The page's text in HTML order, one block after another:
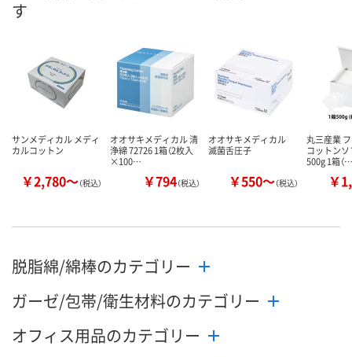
す
サンメディカル メディ
カルコットン
￥2,780～（税込）
オオサキメディカル 清
浄綿 72726 1箱（2枚入
×100…
￥794（税込）
オオサキメディカル
滅菌舌圧子
￥550～（税込）
丸三産業
コットン
500g 1箱（…
￥
脱脂綿/綿棒のカテゴリー
ガーゼ/包帯/衛生材料のカテゴリー
オフィス用品のカテゴリー